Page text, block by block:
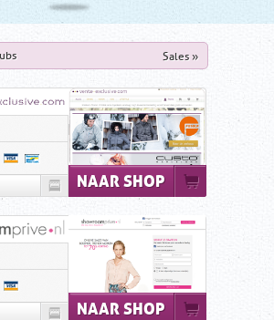
Sales »
NAAR SHOP
NAAR SHOP